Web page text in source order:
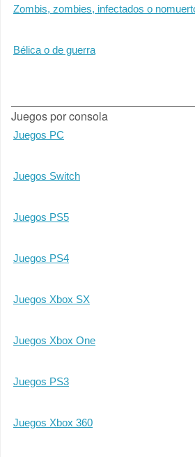
Zombis, zombies, infectados o
Bélica o de guerra
Juegos por consola
Juegos PC
Juegos Switch
Juegos PS5
Juegos PS4
Juegos Xbox SX
Juegos Xbox One
Juegos PS3
Juegos Xbox 360